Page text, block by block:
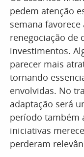
pedem atenção
semana
renegociação de
investimentos.
parecer mais
tornando
envolvidas. No
adaptação será
período também
iniciativas
perderam